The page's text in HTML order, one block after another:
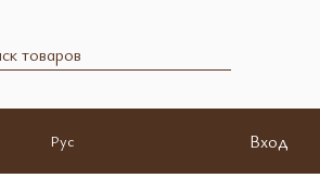
Рус Вход